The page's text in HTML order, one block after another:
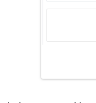
Dolar
Türk